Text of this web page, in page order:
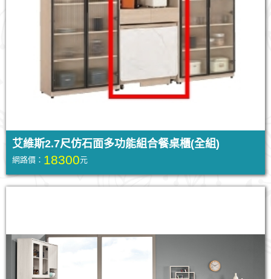
艾維斯2.7尺仿石面多功能組合餐桌櫃(全組)
網路價： 18300元